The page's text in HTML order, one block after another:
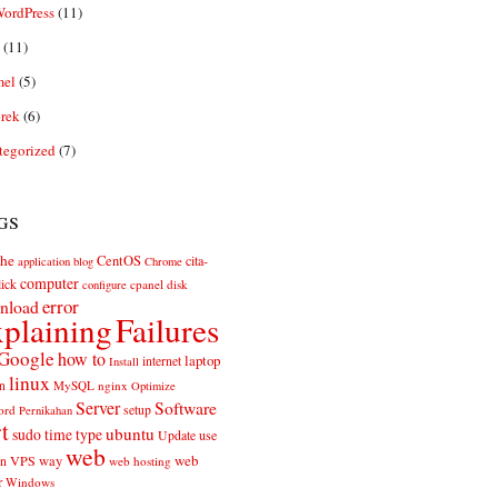
(11)
(11)
(5)
(6)
(7)
application blog CentOS Chrome cita-
computer configure cpanel disk
error
Failures
how to Install internet laptop
linux MySQL nginx Optimize
Pernikahan Server setup Software
sudotimetypeubuntu Update use
VPS way web web hosting web
Windows